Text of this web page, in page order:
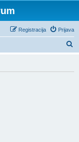
Prijava
Registracija